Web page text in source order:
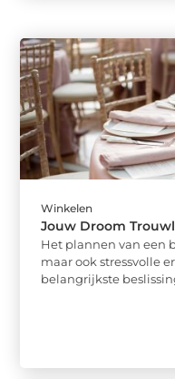
Winkelen
Jouw Droom
Het plannen van een
maar ook stressvolle
belangrijkste